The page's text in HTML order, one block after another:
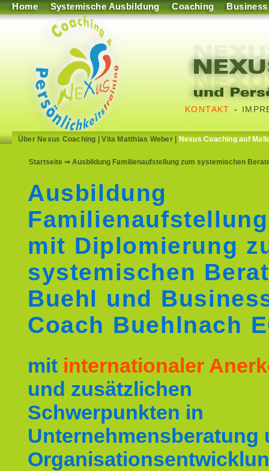
Home Systemische Ausbildung Coaching Business
KONTAKT -
Über Nexus Coaching |Vita Matthias Weber| Nexus Coaching auf
Startseite ⇒ Ausbildung Familienaufstellung zum systemischen
Ausbildung
mit Diplomierung
systemischen
Buehl und
Coach Buehlnach
mit internationaler
und zusätzlichen
Schwerpunkten in
Unternehmensberatung